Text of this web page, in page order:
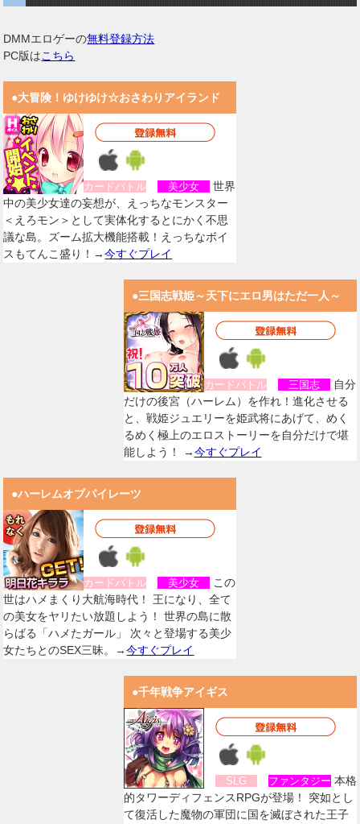
DMMエロゲーの無料登録方法
PC版はこちら
●大冒険！ゆけゆけ☆おさわりアイランド
カードバトル 美少女
世界
中の美少女達の妄想が、えっちなモンスター
＜えろモン＞として実体化するとにかく不思
議な島。ズーム拡大機能搭載！えっちなボイ
スもてんこ盛り！→今すぐプレイ
●三国志戦姫～天下にエロ男はただ一人～
カードバトル 三国志
自分
だけの後宮（ハーレム）を作れ！進化させる
と、戦姫ジュエリーを姫武将にあげて、めく
るめく極上のエロストーリーを自分だけで堪
能しよう！ →今すぐプレイ
●ハーレムオブパイレーツ
カードバトル 美少女
この
世はハメまくり大航海時代！ 王になり、全て
の美女をヤリたい放題しよう！ 世界の島に散
らばる「ハメたガール」 次々と登場する美少
女たちとのSEX三昧。→今すぐプレイ
●千年戦争アイギス
SLG ファンタジー 本格
的タワーディフェンスRPGが登場！ 突如とし
て復活した魔物の軍団に国を滅ぼされた王子